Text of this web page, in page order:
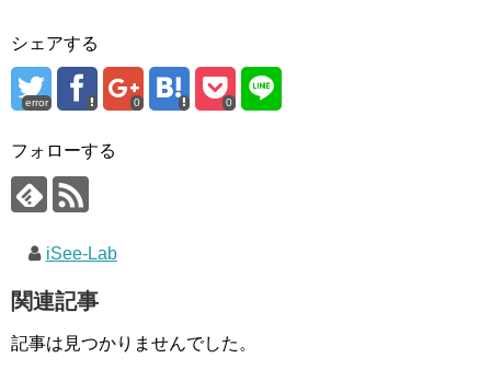
シェアする
error 0 0
フォローする
iSee-Lab
関連記事
記事は見つかりませんでした。